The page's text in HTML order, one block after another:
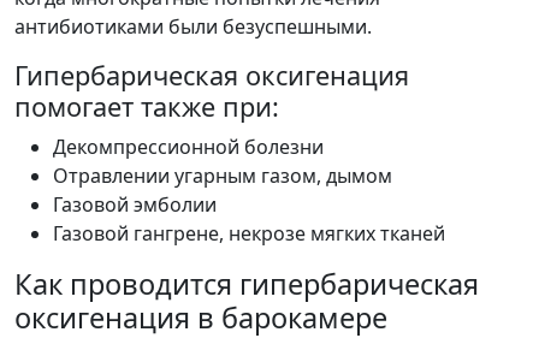
антибиотиками были безуспешными.
Гипербарическая оксигенация
помогает также при:
Декомпрессионной болезни
Отравлении угарным газом, дымом
Газовой эмболии
Газовой гангрене, некрозе мягких тканей
Как проводится гипербарическая
оксигенация в барокамере